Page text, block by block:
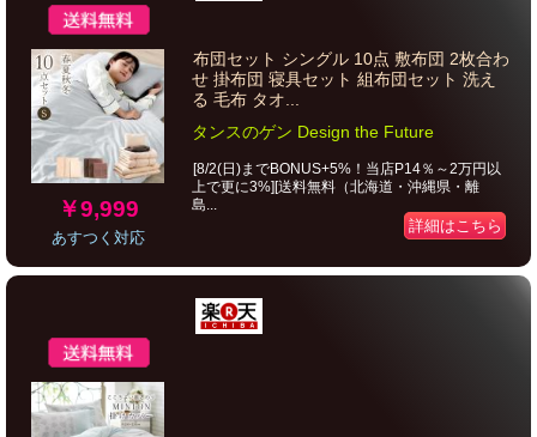
￥9,999
あすつく対応
布団セット シングル 10点 敷布団 2枚合わ
せ 掛布団 寝具セット 組布団セット 洗え
る 毛布 タオ...
タンスのゲン Design the Future
[8/2(日)までBONUS+5%！当店P14％～2万円以
上で更に3%][送料無料（北海道・沖縄県・離
島...
詳細はこちら